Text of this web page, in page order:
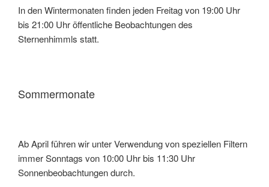
In den Wintermonaten finden jeden Freitag von 19:00 Uhr
bis 21:00 Uhr öffentliche Beobachtungen des
Sternenhimmls statt.
Sommermonate
Ab April führen wir unter Verwendung von speziellen Filtern
immer Sonntags von 10:00 Uhr bis 11:30 Uhr
Sonnenbeobachtungen durch.